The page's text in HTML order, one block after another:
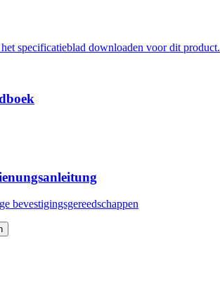
specificatieblad downloaden voor dit product.
bevestigingsgereedschappen